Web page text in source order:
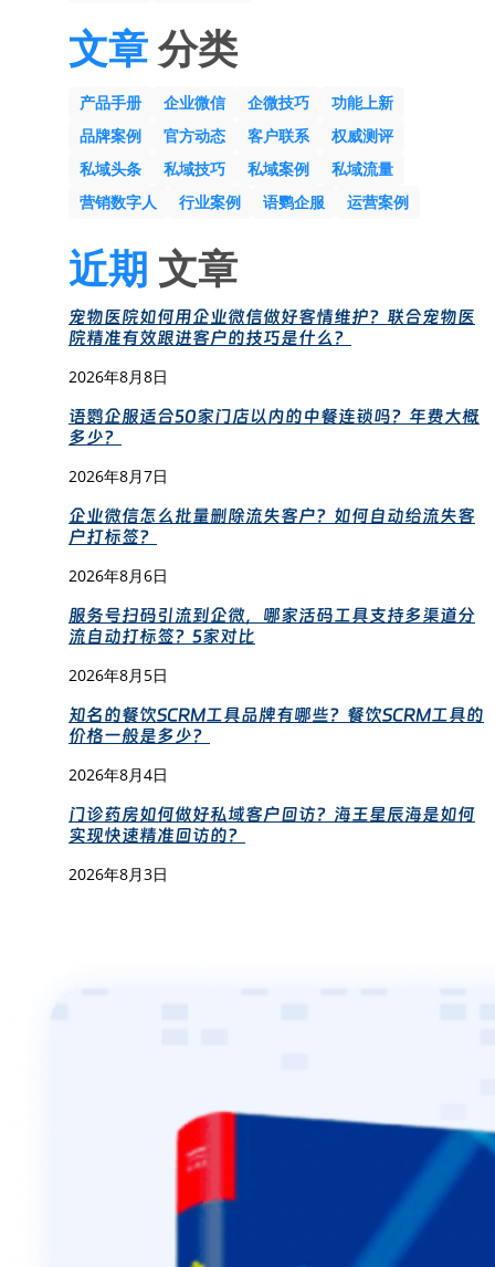
文章分类
产品手册 企业微信 企微技巧
功能上新
品牌案例
官方动态 客户联系
权威测评
私域头条
私域技巧 私域案例
私域流量
营销数字人
行业案例 语鹦企服 运营案例
近期 文章
宠物医院如何用企业微信做好客情维护？联合宠物医
院精准有效跟进客户的技巧是什么？
2026年8月8日
语鹦企服适合50家门店以内的中餐连锁吗？年费大概
多少？
2026年8月7日
企业微信怎么批量删除流失客户？如何自动给流失客
户打标签？
2026年8月6日
服务号扫码引流到企微，哪家活码工具支持多渠道分
流自动打标签？5家对比
2026年8月5日
知名的餐饮SCRM工具品牌有哪些？餐饮SCRM工具的
价格一般是多少？
2026年8月4日
门诊药房如何做好私域客户回访？海王星辰海是如何
实现快速精准回访的？
2026年8月3日